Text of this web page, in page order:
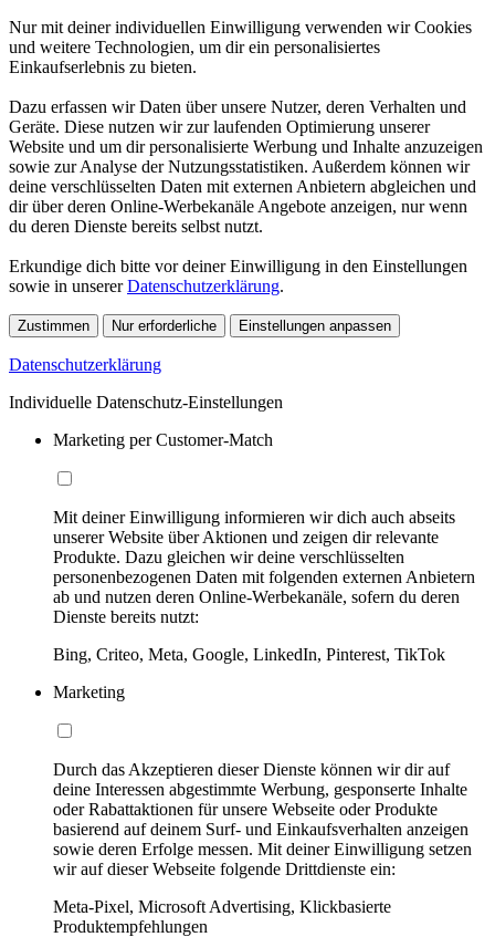
Nur mit deiner individuellen Einwilligung verwenden wir Cookies
und weitere Technologien, um dir ein personalisiertes
Einkaufserlebnis zu bieten.
Dazu erfassen wir Daten über unsere Nutzer, deren Verhalten und
Geräte. Diese nutzen wir zur laufenden Optimierung unserer
Website und um dir personalisierte Werbung und Inhalte anzuzeigen
sowie zur Analyse der Nutzungsstatistiken. Außerdem können wir
deine verschlüsselten Daten mit externen Anbietern abgleichen und
dir über deren Online-Werbekanäle Angebote anzeigen, nur wenn
du deren Dienste bereits selbst nutzt.
Erkundige dich bitte vor deiner Einwilligung in den Einstellungen
sowie in unsererDatenschutzerklärung.
Zustimmen Nur erforderliche Einstellungen anpassen
Datenschutzerklärung
Individuelle Datenschutz-Einstellungen
Marketing per Customer-Match
Mit deiner Einwilligung informieren wir dich auch abseits
unserer Website über Aktionen und zeigen dir relevante
Produkte. Dazu gleichen wir deine verschlüsselten
personenbezogenen Daten mit folgenden externen Anbietern
ab und nutzen deren Online-Werbekanäle, sofern du deren
Dienste bereits nutzt:
Bing, Criteo, Meta, Google, LinkedIn, Pinterest, TikTok
Marketing
Durch das Akzeptieren dieser Dienste können wir dir auf
deine Interessen abgestimmte Werbung, gesponserte Inhalte
oder Rabattaktionen für unsere Webseite oder Produkte
basierend auf deinem Surf- und Einkaufsverhalten anzeigen
sowie deren Erfolge messen. Mit deiner Einwilligung setzen
wir auf dieser Webseite folgende Drittdienste ein:
Meta-Pixel, Microsoft Advertising, Klickbasierte
Produktempfehlungen